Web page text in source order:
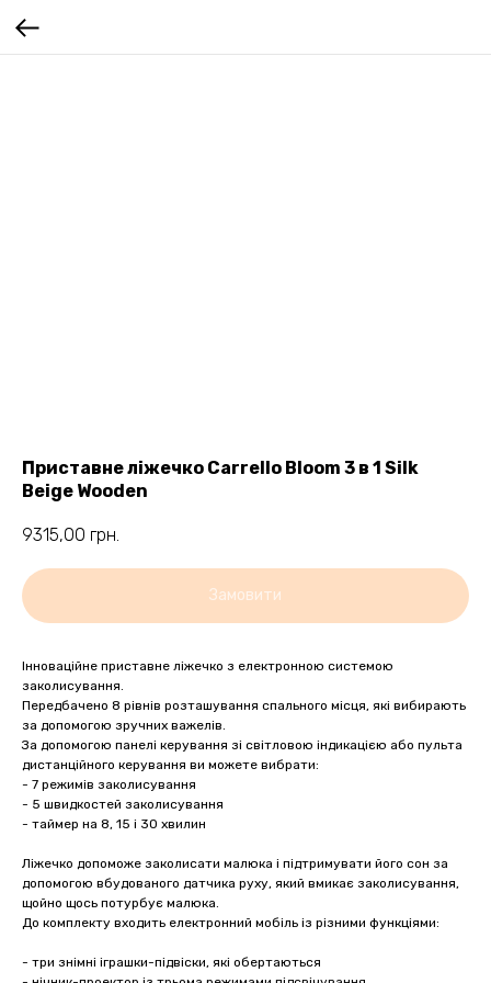
Приставне ліжечко Carrello Bloom 3 в 1 Silk
Beige Wooden
9315,00 грн.
Замовити
Інноваційне приставне ліжечко з електронною системою
заколисування.
Передбачено 8 рівнів розташування спального місця, які вибирають
за допомогою зручних важелів.
За допомогою панелі керування зі світловою індикацією або пульта
дистанційного керування ви можете вибрати:
- 7 режимів заколисування
- 5 швидкостей заколисування
- таймер на 8, 15 і 30 хвилин
Ліжечко допоможе заколисати малюка і підтримувати його сон за
допомогою вбудованого датчика руху, який вмикає заколисування,
щойно щось потурбує малюка.
До комплекту входить електронний мобіль із різними функціями:
- три знімні іграшки-підвіски, які обертаються